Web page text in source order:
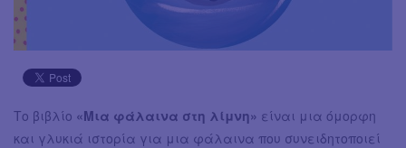
Το βιβλίο «Μια φάλαινα στη λίμνη» είναι μια όμορφη
και γλυκιά ιστορία για μια φάλαινα που συνειδητοποιεί